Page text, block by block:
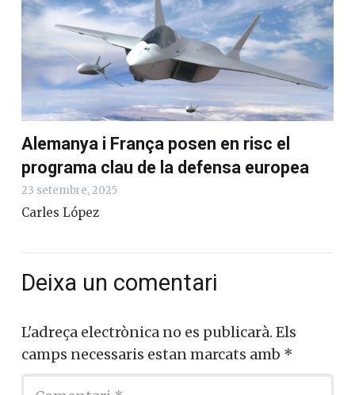
Alemanya i França posen en risc el
programa clau de la defensa europea
23 setembre, 2025
Carles López
Deixa un comentari
L'adreça electrònica no es publicarà. Els
camps necessaris estan marcats amb *